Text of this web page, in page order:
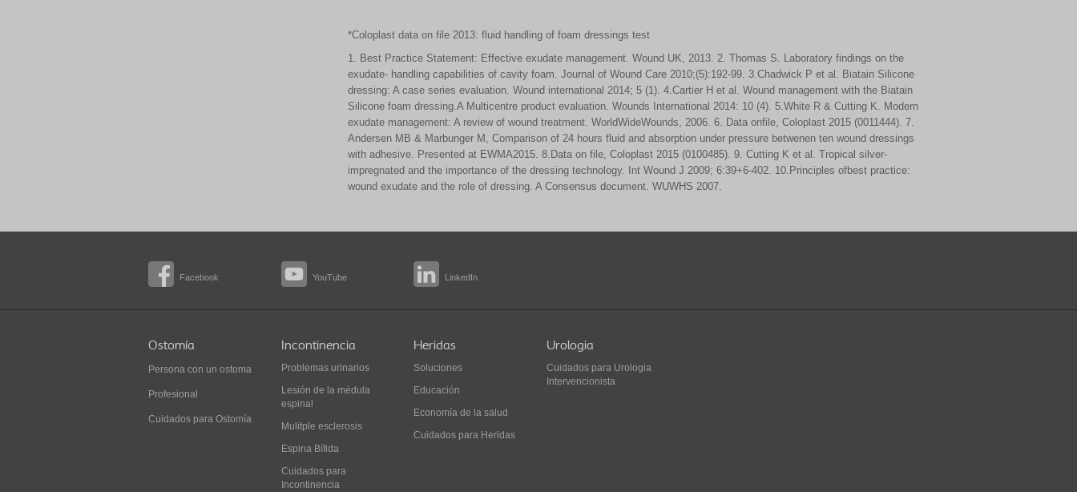
*Coloplast data on file 2013: fluid handling of foam dressings test
1. Best Practice Statement: Effective exudate management. Wound UK, 2013. 2. Thomas S. Laboratory findings on the
exudate- handling capabilities of cavity foam. Journal of Wound Care 2010;(5):192-99. 3.Chadwick P et al. Biatain Silicone
dressing: A case series evaluation. Wound international 2014; 5 (1). 4.Cartier H et al. Wound management with the Biatain
Silicone foam dressing.A Multicentre product evaluation. Wounds International 2014: 10 (4). 5.White R & Cutting K. Modern
exudate management: A review of wound treatment. WorldWideWounds, 2006. 6. Data onfile, Coloplast 2015 (0011444). 7.
Andersen MB & Marbunger M, Comparison of 24 hours fluid and absorption under pressure betwenen ten wound dressings
with adhesive. Presented at EWMA2015. 8.Data on file, Coloplast 2015 (0100485). 9. Cutting K et al. Tropical silver-
impregnated and the importance of the dressing technology. Int Wound J 2009; 6:39+6-402. 10.Principles ofbest practice:
wound exudate and the role of dressing. A Consensus document. WUWHS 2007.
Facebook YouTube LinkedIn
Ostomía
Persona con un ostoma
Profesional
Cuidados para Ostomía
Incontinencia
Problemas urinarios
Lesión de la médula
espinal
Mulitple esclerosis
Espina Bífida
Cuidados para
Incontinencia
Heridas
Soluciones
Educación
Economía de la salud
Cuidados para Heridas
Urologia
Cuidados para Urologia
Intervencionista